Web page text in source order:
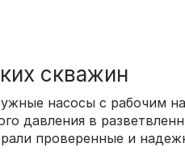
скважин
насосы с рабочим
давления в
проверенные и